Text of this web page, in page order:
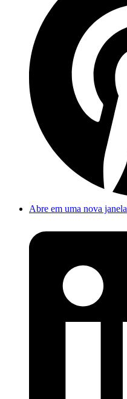
Abre em uma nova janela